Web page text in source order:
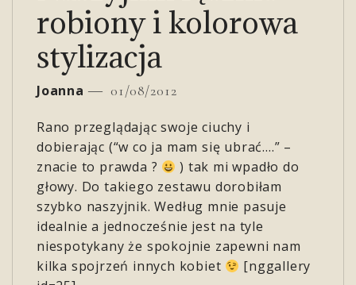
robiony i kolorowa
stylizacja
Joanna 01/08/2012
Rano przeglądając swoje ciuchy i
dobierając (“w co ja mam się ubrać….” –
znacie to prawda ?
) tak mi wpadło do
głowy. Do takiego zestawu dorobiłam
szybko naszyjnik. Według mnie pasuje
idealnie a jednocześnie jest na tyle
niespotykany że spokojnie zapewni nam
kilka spojrzeń innych kobiet
[nggallery